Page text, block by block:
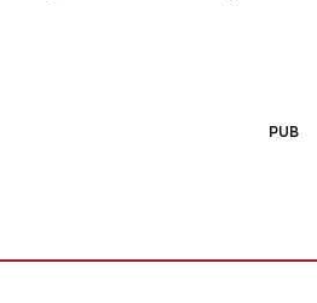
PUB